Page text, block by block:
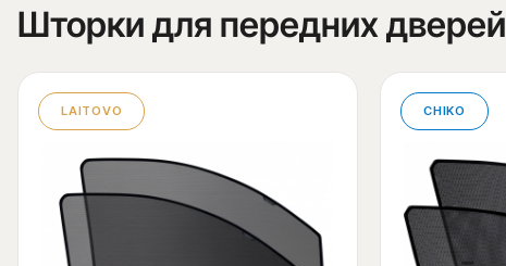
Шторки для передних дверей
LAITOVO CHIKO